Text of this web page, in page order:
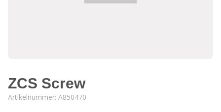
ZCS Screw
Artikelnummer: A850470